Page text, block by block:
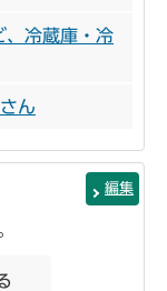
、冷蔵庫・冷
ん
編集